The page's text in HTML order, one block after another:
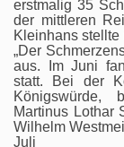
erstmalig 35
der mittleren
Kleinhans
„Der
aus. Im Juni
statt. Bei der
Königswürde,
Martinus Lothar
Wilhelm
Juli